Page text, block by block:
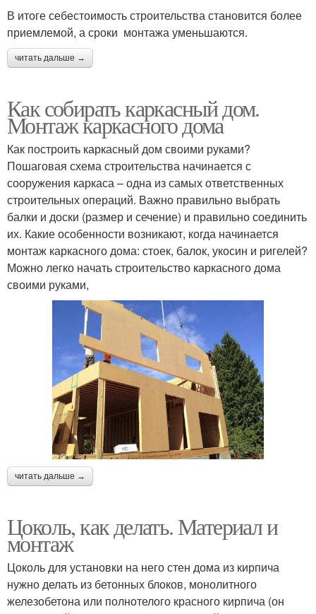
В итоге себестоимость строительства становится более
приемлемой, а сроки монтажа уменьшаются.
читать дальше →
Как собирать каркасный дом.
Монтаж каркасного дома
Как построить каркасный дом своими руками?
Пошаговая схема строительства начинается с
сооружения каркаса – одна из самых ответственных
строительных операций. Важно правильно выбрать
балки и доски (размер и сечение) и правильно соединить
их. Какие особенности возникают, когда начинается
монтаж каркасного дома: стоек, балок, укосин и ригелей?
Можно легко начать строительство каркасного дома
своими руками,
читать дальше →
Цоколь, как делать. Материал и
монтаж
Цоколь для установки на него стен дома из кирпича
нужно делать из бетонных блоков, монолитного
железобетона или полнотелого красного кирпича (он